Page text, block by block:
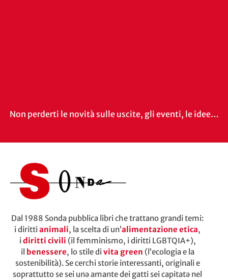
Non perderti le novità sulle uscite, gli eventi, le idee…
Dal 1988 Sonda pubblica libri che trattano grandi temi:
i dirittianimali, la scelta di un’alimentazione etica,
idiritti civili (il femminismo, i diritti LGBTQIA+),
il benessere, lo stile divita green (l’ecologia e la
sostenibilità). Se cerchi storie interessanti, originali e
soprattutto se sei unə amante dei gatti sei capitatə nel